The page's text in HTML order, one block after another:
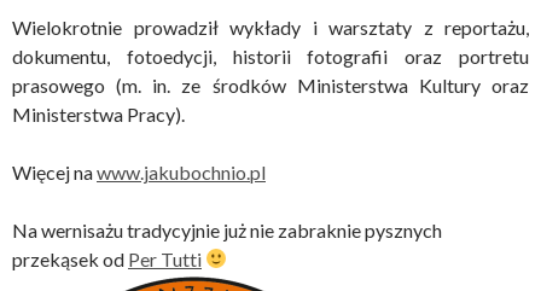
Wielokrotnie prowadził wykłady i warsztaty z reportażu,
dokumentu, fotoedycji, historii fotografii oraz portretu
prasowego (m. in. ze środków Ministerstwa Kultury oraz
Ministerstwa Pracy).
Więcej nawww.jakubochnio.pl
Na wernisażu tradycyjnie już nie zabraknie pysznych
przekąsek od Per Tutti​